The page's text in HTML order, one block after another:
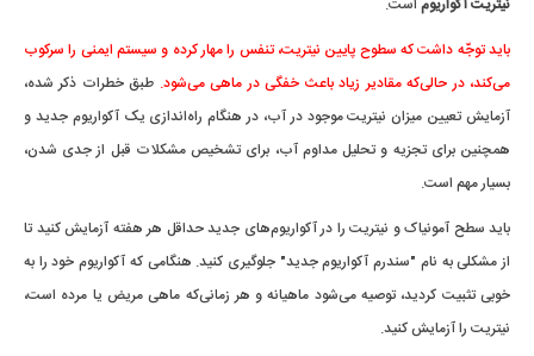
نیتریت آکواریوم است.
باید توجّه داشت که سطوح پایین نیتریت، تنفس را مهار کرده و سیستم ایمنی را سرکوب
می‌کند، در حالی‌که مقادیر زیاد باعث خفگی در ماهی می‌شود. طبق خطرات ذکر شده،
آزمایش تعیین میزان نیتریت موجود در آب، در هنگام راه‌اندازی یک آکواریوم جدید و
همچنین برای تجزیه و تحلیل مداوم آب، برای تشخیص مشکلات قبل از جدی شدن،
بسیار مهم است.
باید سطح آمونیاک و نیتریت را در آکواریوم‌های جدید حداقل هر هفته آزمایش کنید تا
از مشکلی به نام "سندرم آکواریوم جدید" جلوگیری کنید. هنگامی که آکواریوم خود را به
خوبی تثبیت کردید، توصیه می‌شود ماهیانه و هر زمانی‌که ماهی مریض یا مرده است،
نیتریت را آزمایش کنید.